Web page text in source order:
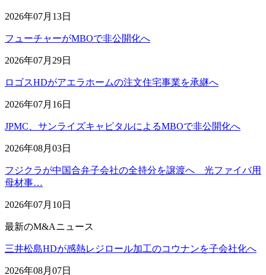
2026年07月13日
フューチャーがMBOで非公開化へ
2026年07月29日
ロゴスHDがアエラホームの注文住宅事業を承継へ
2026年07月16日
JPMC、サンライズキャピタルによるMBOで非公開化へ
2026年08月03日
フジクラが中国合弁子会社の全持分を譲渡へ 光ファイバ用
母材事…
2026年07月10日
最新のM&Aニュース
三井松島HDが感熱レジロール加工のコウナンを子会社化へ
2026年08月07日